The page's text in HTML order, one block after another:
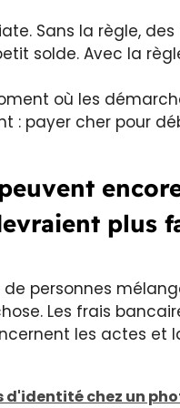
Sans la règle,
solde. Avec la
où les
: payer cher pour
plus
personnes
Les frais
les actes et
chez un